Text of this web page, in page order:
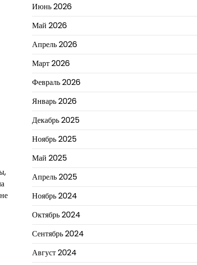
Июнь 2026
Май 2026
Апрель 2026
Март 2026
Февраль 2026
Январь 2026
Декабрь 2025
Ноябрь 2025
Май 2025
Апрель 2025
Ноябрь 2024
Октябрь 2024
Сентябрь 2024
Август 2024